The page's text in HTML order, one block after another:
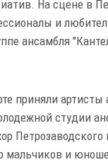
На сцене в
и
ансамбля
приняли артисты
студии
Петрозаводского
мальчиков и